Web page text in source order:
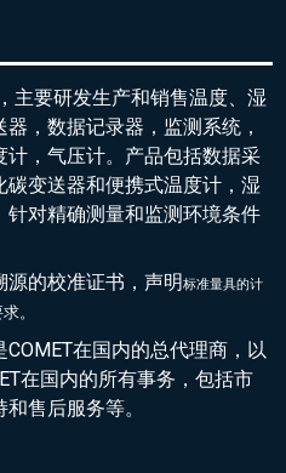
主要研发生产和销售温度、湿
，数据记录器，监测系统，
，气压计。产品包括数据采
变送器和便携式温度计，湿
对精确测量和监测环境条件
源的校准证书，声明标准量具的计
。
在国内的总代理商，以
在国内的所有事务，包括市
售后服务等。